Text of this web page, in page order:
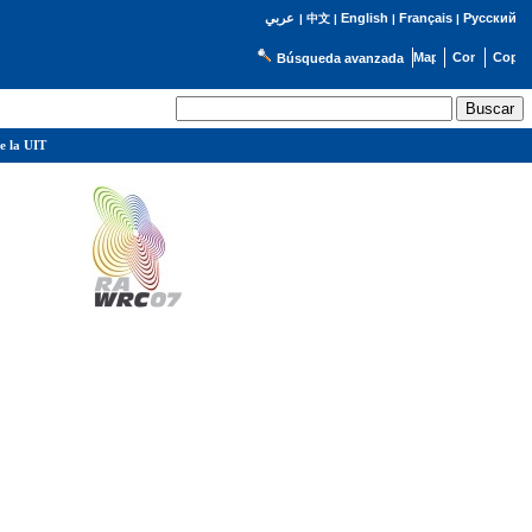
عربي | 中文| English | Français| Русский
Búsqueda avanzada
la UIT